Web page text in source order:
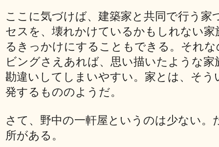
ここに気づけば、建築家と共同で行う家
セスを、壊れかけているかもしれない家
るきっかけにすることもできる。それ
ビングさえあれば、思い描いたような家
勘違いしてしまいやすい。家とは、そう
発するもののようだ。
さて、野中の一軒屋というのは少ない。
所がある。